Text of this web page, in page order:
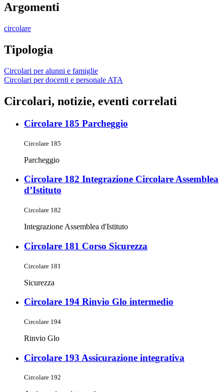
Argomenti
circolare
Tipologia
Circolari per alunni e famiglie
Circolari per docenti e personale ATA
Circolari, notizie, eventi correlati
Circolare 185 Parcheggio
Circolare 185
Parcheggio
Circolare 182 Integrazione Circolare Assemblea
d’Istituto
Circolare 182
Integrazione Assemblea d'Istituto
Circolare 181 Corso Sicurezza
Circolare 181
Sicurezza
Circolare 194 Rinvio Glo intermedio
Circolare 194
Rinvio Glo
Circolare 193 Assicurazione integrativa
Circolare 192